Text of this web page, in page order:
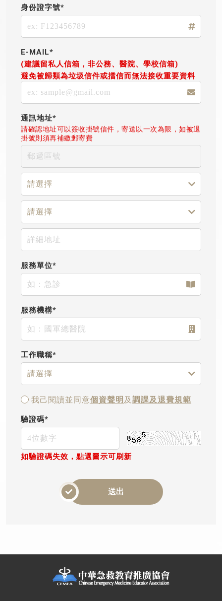
身份證字號*
E-MAIL*
(建議留私人信箱，非公務、醫院、學校信箱)
避免被歸類為垃圾信件或擋信而無法接收重要資料
通訊地址*
請確認地址可以簽收掛號信件，寄送以一次為限，如被退
掛號則須再補繳郵寄費
服務單位*
服務機構*
工作職稱*
我己閱讀並同意個資聲明 及 調課及退費規範
驗證碼*
如驗證碼失效，點選圖示可刷新
送出